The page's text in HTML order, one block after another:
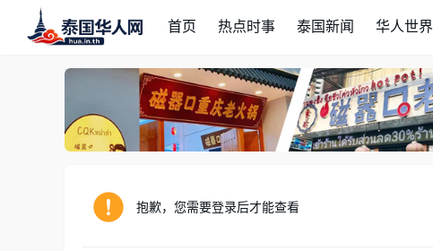
首页 热点时事 泰国新闻 华人世界
抱歉，您需要登录后才能查看